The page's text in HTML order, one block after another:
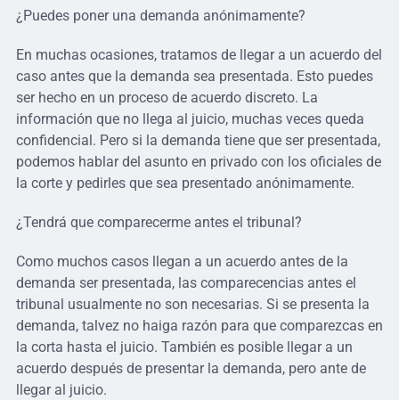
¿Puedes poner una demanda anónimamente?
En muchas ocasiones, tratamos de llegar a un acuerdo del
caso antes que la demanda sea presentada. Esto puedes
ser hecho en un proceso de acuerdo discreto. La
información que no llega al juicio, muchas veces queda
confidencial. Pero si la demanda tiene que ser presentada,
podemos hablar del asunto en privado con los oficiales de
la corte y pedirles que sea presentado anónimamente.
¿Tendrá que comparecerme antes el tribunal?
Como muchos casos llegan a un acuerdo antes de la
demanda ser presentada, las comparecencias antes el
tribunal usualmente no son necesarias. Si se presenta la
demanda, talvez no haiga razón para que comparezcas en
la corta hasta el juicio. También es posible llegar a un
acuerdo después de presentar la demanda, pero ante de
llegar al juicio.